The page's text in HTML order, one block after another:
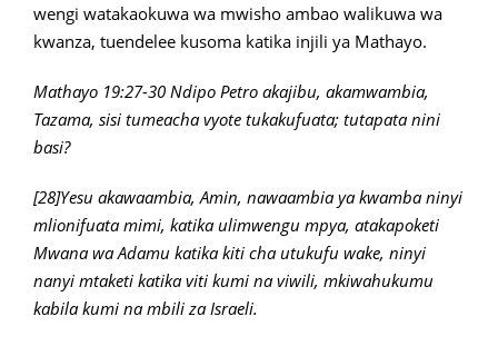
wengi watakaokuwa wa mwisho ambao walikuwa wa
kwanza, tuendelee kusoma katika injili ya Mathayo.
Mathayo 19:27-30 Ndipo Petro akajibu, akamwambia,
Tazama, sisi tumeacha vyote tukakufuata; tutapata nini
basi?
[28]Yesu akawaambia, Amin, nawaambia ya kwamba ninyi
mlionifuata mimi, katika ulimwengu mpya, atakapoketi
Mwana wa Adamu katika kiti cha utukufu wake, ninyi
nanyi mtaketi katika viti kumi na viwili, mkiwahukumu
kabila kumi na mbili za Israeli.